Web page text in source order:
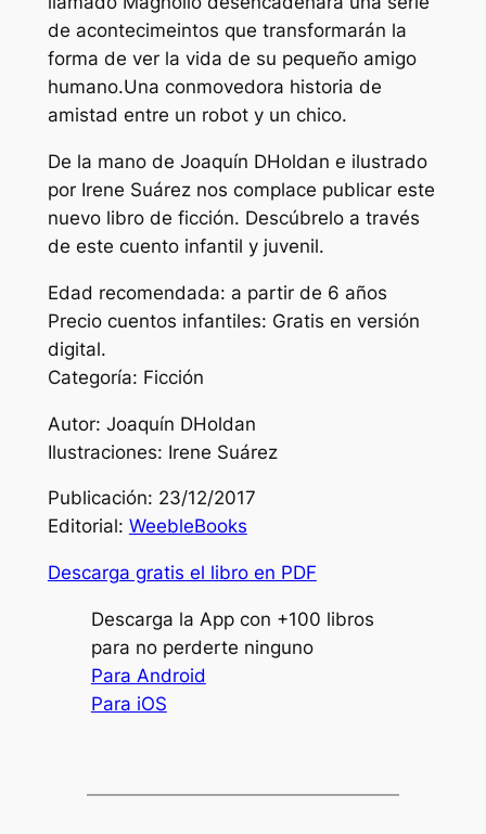
de acontecimeintos que transformarán la
forma de ver la vida de su pequeño amigo
humano.Una conmovedora historia de
amistad entre un robot y un chico.
De la mano de Joaquín DHoldan e ilustrado
por Irene Suárez nos complace publicar este
nuevo libro de ficción. Descúbrelo a través
de este cuento infantil y juvenil.
Edad recomendada: a partir de 6 años
Precio cuentos infantiles: Gratis en versión
digital.
Categoría: Ficción
Autor: Joaquín DHoldan
Ilustraciones: Irene Suárez
Publicación: 23/12/2017
Editorial: WeebleBooks
Descarga gratis el libro en PDF
Descarga la App con +100 libros
para no perderte ninguno
Para Android
Para iOS